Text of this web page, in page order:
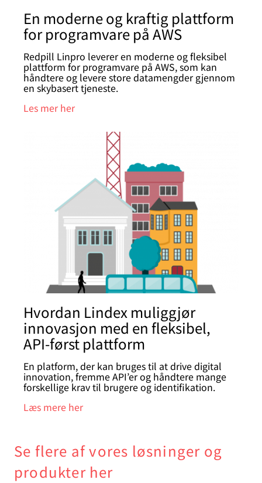
En moderne og kraftig plattform
for programvare på AWS
Redpill Linpro leverer en moderne og fleksibel
plattform for programvare på AWS, som kan
håndtere og levere store datamengder gjennom
en skybasert tjeneste.
Les mer her
Hvordan Lindex muliggjør
innovasjon med en fleksibel,
API-først plattform
En platform, der kan bruges til at drive digital
innovation, fremme API’er og håndtere mange
forskellige krav til brugere og identifikation.
Læs mere her
Se flere af vores løsninger og
produkter her